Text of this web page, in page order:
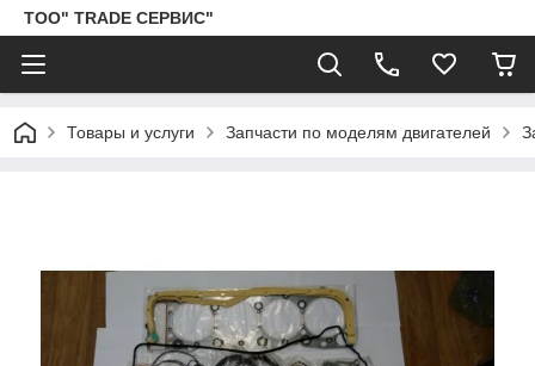
ТОО" TRADE СЕРВИС"
Товары и услуги Запчасти по моделям двигателей